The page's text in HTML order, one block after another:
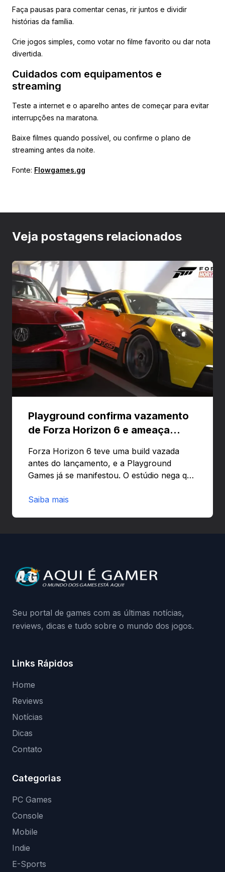
Faça pausas para comentar cenas, rir juntos e dividir
histórias da família.
Crie jogos simples, como votar no filme favorito ou dar nota
divertida.
Cuidados com equipamentos e
streaming
Teste a internet e o aparelho antes de começar para evitar
interrupções na maratona.
Baixe filmes quando possível, ou confirme o plano de
streaming antes da noite.
Fonte: Flowgames.gg
Veja postagens relacionados
Playground confirma vazamento
de Forza Horizon 6 e ameaça
Forza Horizon 6 teve uma build vazada
antes do lançamento, e a Playground
Games já se manifestou. O estúdio nega que
preload e avisa que quem usar versões não
da Playground: negação do preload,
medidas contra acessos não autorizados
Saiba mais
Seu portal de games com as últimas notícias,
reviews, dicas e tudo sobre o mundo dos jogos.
Links Rápidos
Home
Reviews
Notícias
Dicas
Contato
Categorias
PC Games
Console
Mobile
Indie
E-Sports